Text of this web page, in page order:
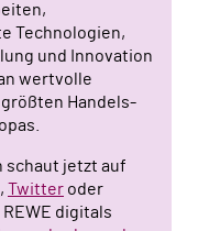
Technologien,
und Innovation
wertvolle
Handels-
schaut jetzt auf
, Twitter oder
digitals